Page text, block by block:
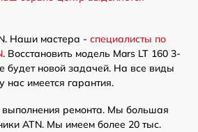
Наши мастера - специалисты по
. Восстановить модель Mars LT 160 3-
будет новой задачей. На все виды
нас имеется гарантия.
ремонта. Мы большая
ATN. Мы имеем более 20 тыс.